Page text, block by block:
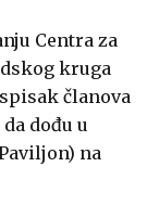
Centra za
kruga
članova
dođu u
na